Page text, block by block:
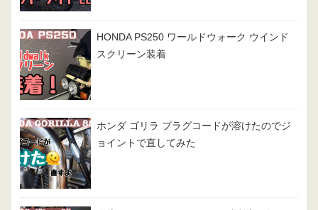
HONDA PS250 ワールドウォーク ウインド
スクリーン装着
ホンダ ゴリラ プラグコードが溶けたのでジ
ョイントで直してみた